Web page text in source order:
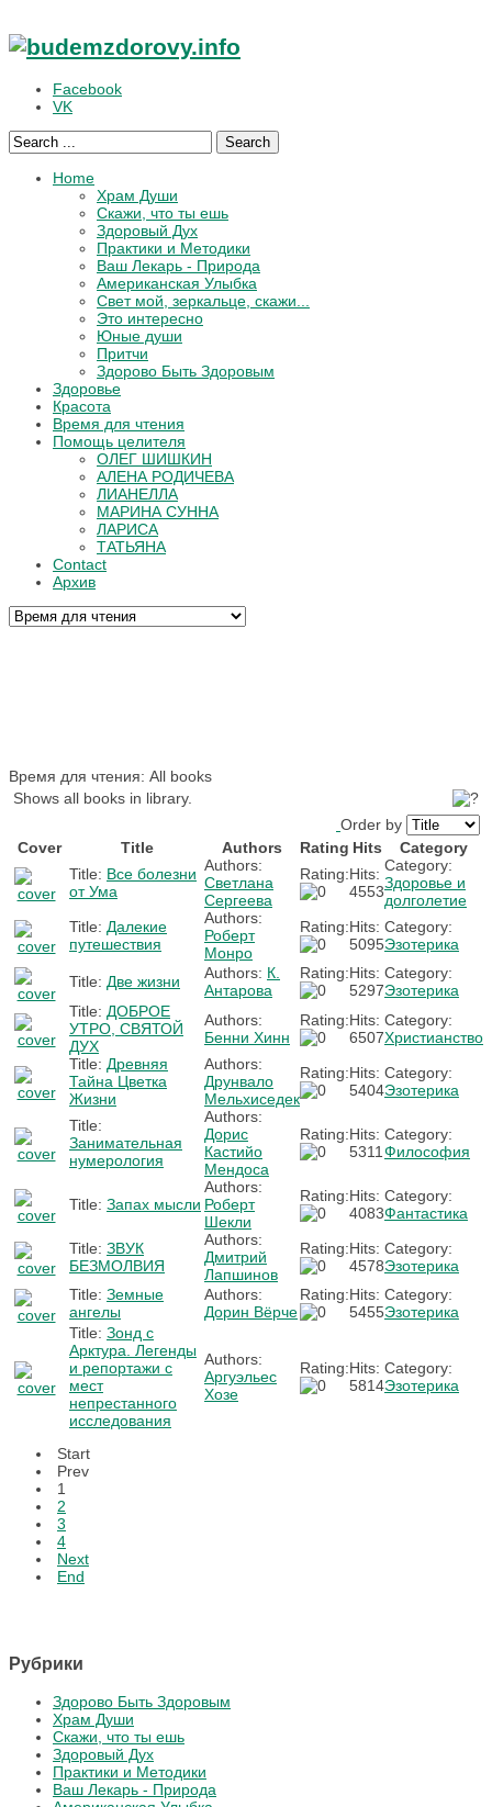
Facebook
VK
Search
Home
Храм Души
Скажи, что ты ешь
Здоровый Дух
Практики и Методики
Ваш Лекарь - Природа
Американская Улыбка
Свет мой, зеркальце, скажи...
Это интересно
Юные души
Притчи
Здорово Быть Здоровым
Здоровье
Красота
Время для чтения
Помощь целителя
ОЛЕГ ШИШКИН
АЛЕНА РОДИЧЕВА
ЛИАНЕЛЛА
МАРИНА СУННА
ЛАРИСА
ТАТЬЯНА
Contact
Архив
Время для чтения: All books
Shows all books in library.
Order by
Cover
Title Authors Rating Hits
Category
Title: Все болезни
от Ума
Authors:
Светлана
Сергеева
Rating:Hits:
4553
Category:
Здоровье и
долголетие
Title: Далекие
путешествия
Authors:
Роберт
Монро
Rating:Hits:
5095
Category:
Эзотерика
Title: Две жизни Authors: К.
Антарова
Rating:Hits:
5297
Category:
Эзотерика
Title: ДОБРОЕ
УТРО, СВЯТОЙ
ДУХ
Authors:
Бенни Хинн
Rating:Hits:
6507
Category:
Xристианство
Title: Древняя
Тайна Цветка
Жизни
Authors:
Друнвало
Мельхиседек
Rating:Hits:
5404
Category:
Эзотерика
Title:
Занимательная
нумерология
Authors:
Дорис
Кастийо
Мендоса
Rating:Hits:
5311
Category:
Философия
Title: Запах мысли
Authors:
Роберт
Шекли
Rating:Hits:
4083
Category:
Фантастика
Title: ЗВУК
БЕЗМОЛВИЯ
Authors:
Дмитрий
Лапшинов
Rating:Hits:
4578
Category:
Эзотерика
Title: Земные
ангелы
Authors:
Дорин Вёрче
Rating:Hits:
5455
Category:
Эзотерика
Title: Зонд с
Арктура. Легенды
и репортажи с
мест
непрестанного
исследования
Authors:
Аргуэльес
Хозе
Rating:Hits:
5814
Category:
Эзотерика
Start
Prev
1
2
3
4
Next
End
Рубрики
Здорово Быть Здоровым
Храм Души
Скажи, что ты ешь
Здоровый Дух
Практики и Методики
Ваш Лекарь - Природа